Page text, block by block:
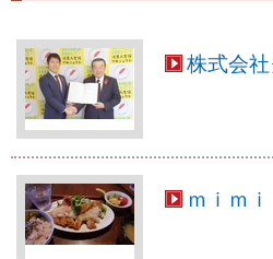
株式会
ｍｉｍ